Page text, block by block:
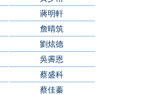
蔣明軒
詹晴筑
劉炫德
吳霽恩
蔡盛科
蔡佳蓁